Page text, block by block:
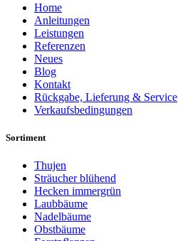
Home
Anleitungen
Leistungen
Referenzen
Neues
Blog
Kontakt
Rückgabe, Lieferung & Service
Verkaufsbedingungen
Sortiment
Thujen
Sträucher blühend
Hecken immergrün
Laubbäume
Nadelbäume
Obstbäume